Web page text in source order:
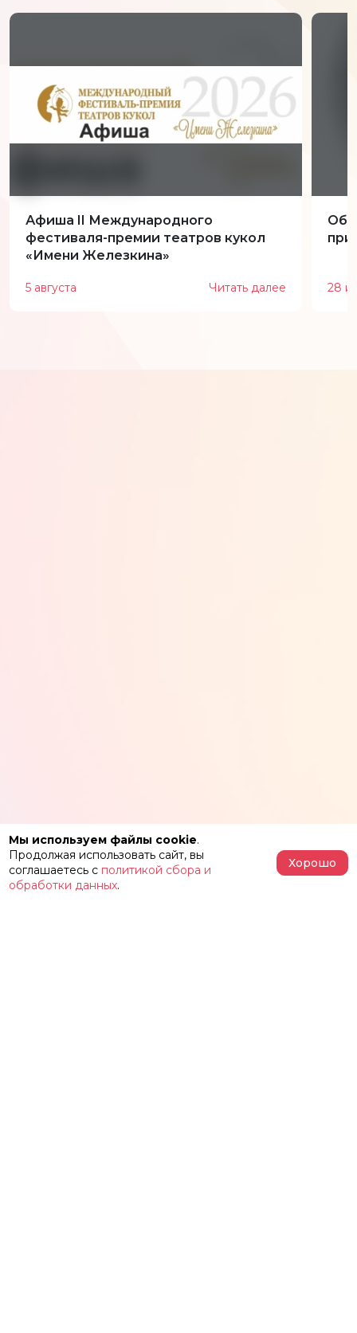
Афиша II Международного
фестиваля-премии театров кукол
«Имени Железкина»
5 августа Читать далее 28
Мы используем файлы cookie.
Продолжая использовать сайт, вы
соглашаетесь с политикой сбора и
обработки данных.
Хорошо